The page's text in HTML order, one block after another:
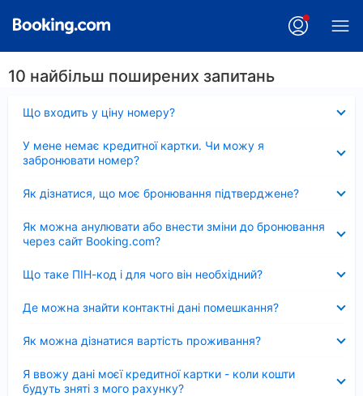
10 найбільш поширених запитань
Що входить у ціну номеру?
У мене немає кредитної картки. Чи можу я
забронювати номер?
Як дізнатися, що моє бронювання підтверджене?
Як можна анулювати або внести зміни до бронювання
через сайт Booking.com?
Що таке ПІН-код і для чого він необхідний?
Де можна знайти контактні дані помешкання?
Як можна дізнатися вартість проживання?
Я ввожу дані моєї кредитної картки - коли кошти
будуть зняті з мого рахунку?